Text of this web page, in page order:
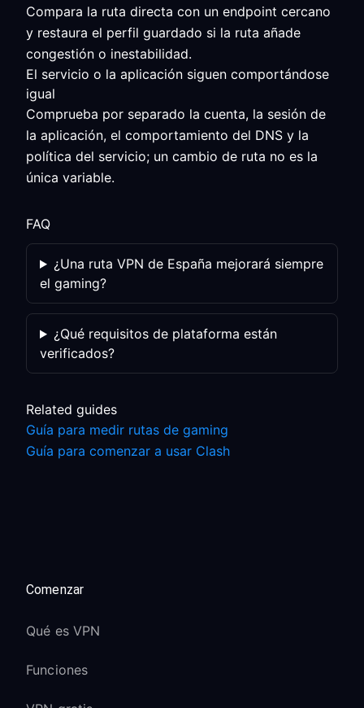
Compara la ruta directa con un endpoint cercano
y restaura el perfil guardado si la ruta añade
congestión o inestabilidad.
El servicio o la aplicación siguen comportándose
igual
Comprueba por separado la cuenta, la sesión de
la aplicación, el comportamiento del DNS y la
política del servicio; un cambio de ruta no es la
única variable.
FAQ
¿Una ruta VPN de España mejorará siempre
el gaming?
¿Qué requisitos de plataforma están
verificados?
Related guides
Guía para medir rutas de gaming
Guía para comenzar a usar Clash
Comenzar
Qué es VPN
Funciones